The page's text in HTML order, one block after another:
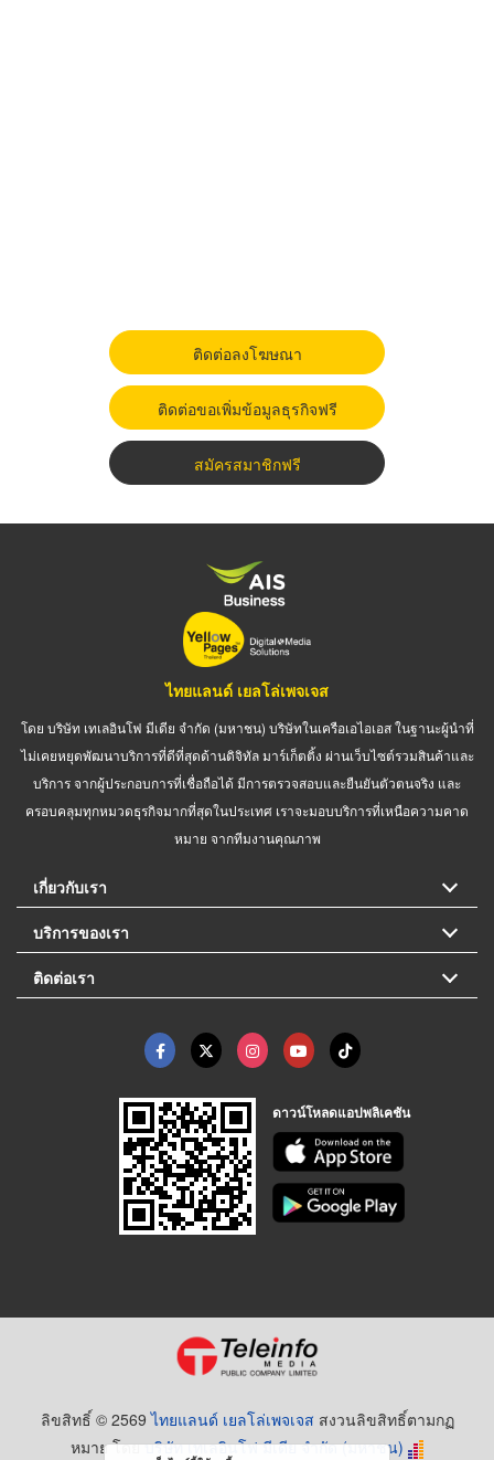
ติดต่อลงโฆษณา
ติดต่อขอเพิ่มข้อมูลธุรกิจฟรี
สมัครสมาชิกฟรี
ไทยแลนด์ เยลโล่เพจเจส
โดย บริษัท เทเลอินโฟ มีเดีย จำกัด (มหาชน) บริษัทในเครือเอไอเอส ในฐานะผู้นำที่
ไม่เคยหยุดพัฒนาบริการที่ดีที่สุดด้านดิจิทัล มาร์เก็ตติ้ง ผ่านเว็บไซต์รวมสินค้าและ
บริการ จากผู้ประกอบการที่เชื่อถือได้ มีการตรวจสอบและยืนยันตัวตนจริง และ
ครอบคลุมทุกหมวดธุรกิจมากที่สุดในประเทศ เราจะมอบบริการที่เหนือความคาด
หมาย จากทีมงานคุณภาพ
เกี่ยวกับเรา
บริการของเรา
ติดต่อเรา
ดาวน์โหลดแอปพลิเคชัน
ลิขสิทธิ์ © 2569ไทยแลนด์ เยลโล่เพจเจส สงวนลิขสิทธิ์ตามกฏ
หมาย โดยบริษัท เทเลอินโฟ มีเดีย จำกัด (มหาชน)